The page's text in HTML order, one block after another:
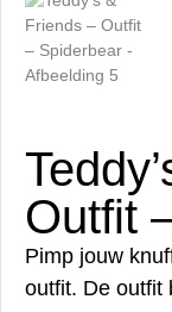
Outfit
Pimp jouw
outfit. De outfit